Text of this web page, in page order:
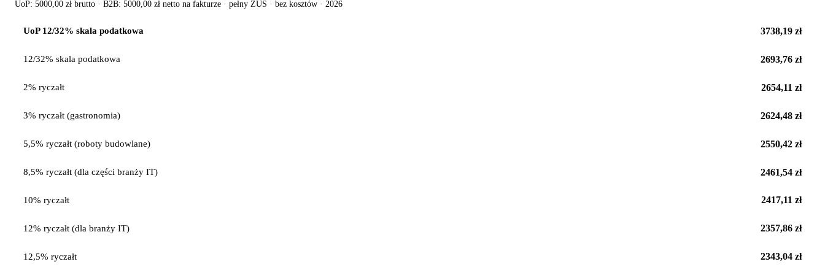
UoP: 5000,00 zł brutto · B2B: 5000,00 zł netto na fakturze · pełny ZUS · bez kosztów · 2026
UoP 12/32% skala podatkowa 3738,19 zł
12/32% skala podatkowa 2693,76 zł
2% ryczałt 2654,11 zł
3% ryczałt (gastronomia) 2624,48 zł
5,5% ryczałt (roboty budowlane) 2550,42 zł
8,5% ryczałt (dla części branży IT) 2461,54 zł
10% ryczałt 2417,11 zł
12% ryczałt (dla branży IT) 2357,86 zł
12,5% ryczałt 2343,04 zł